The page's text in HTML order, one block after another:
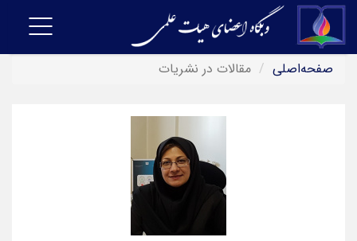
Toggle
مقالات در نشریات